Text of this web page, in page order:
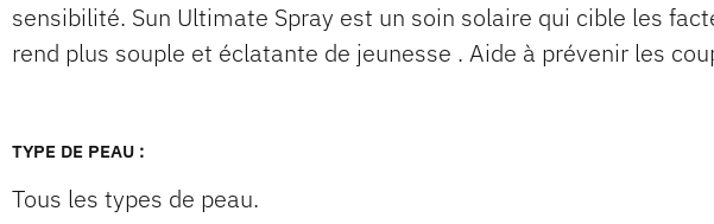
sensibilité. Sun Ultimate Spray est un soin solaire qui cible les
rend plus souple et éclatante de jeunesse . Aide à prévenir les
TYPE DE PEAU :
Tous les types de peau.